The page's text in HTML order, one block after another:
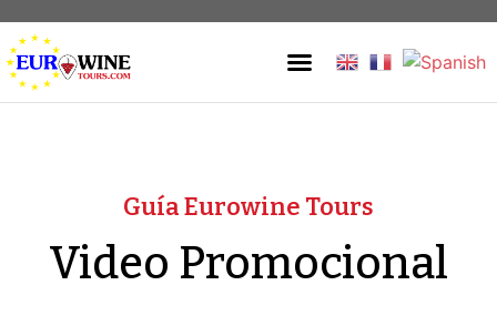
Guía Eurowine Tours
Video Promocional